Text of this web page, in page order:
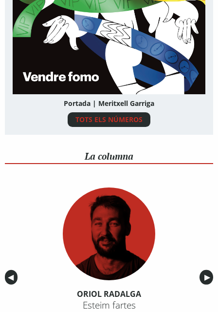
Portada | Meritxell Garriga
TOTS ELS NÚMEROS
La columna
Anterior
◀︎ ▶︎
ORIOL RADALGA
Esteim fartes